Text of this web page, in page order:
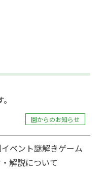
園からのお知らせ
ベント謎解きゲーム
解説について